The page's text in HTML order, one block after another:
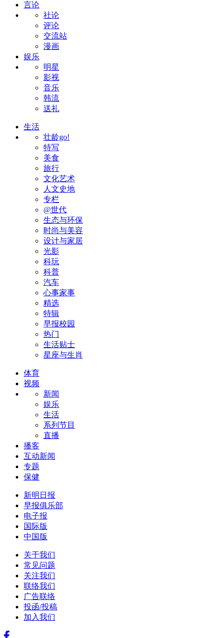
言论
社论
评论
交流站
漫画
娱乐
明星
影视
音乐
韩流
送礼
生活
壮龄go!
特写
美食
旅行
文化艺术
人文史地
专栏
@世代
生态与环保
时尚与美容
设计与家居
光影
科玩
科普
汽车
心事家事
精选
特辑
早报校园
热门
生活贴士
星座与生肖
体育
视频
新闻
娱乐
生活
系列节目
直播
播客
互动新闻
专题
保健
新明日报
早报俱乐部
电子报
国际版
中国版
关于我们
常见问题
关注我们
联络我们
广告联络
投函/投稿
加入我们